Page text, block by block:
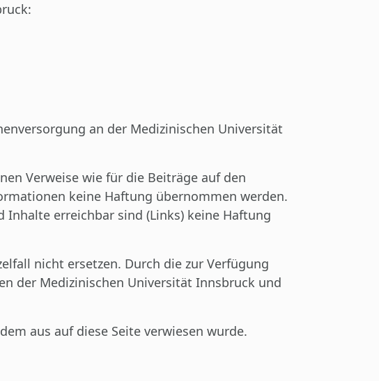
an der Medizinischen Universität
Verweise wie für die Beiträge auf den
keine Haftung übernommen werden.
erreichbar sind (Links) keine Haftung
nicht ersetzen. Durch die zur Verfügung
der Medizinischen Universität Innsbruck und
aus auf diese Seite verwiesen wurde.